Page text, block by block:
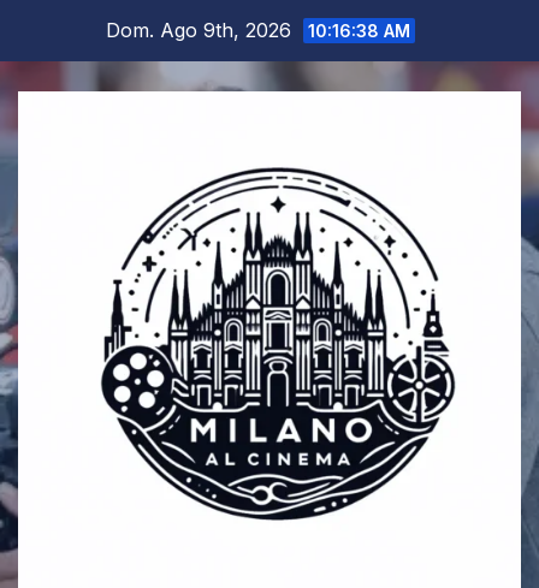
contenuto
Dom. Ago 9th, 2026 10:16:41 AM